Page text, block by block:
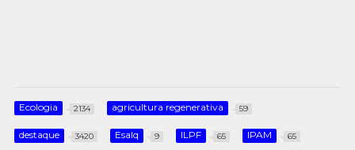
Ecologia 2134 agricultura regenerativa 59
destaque 3420 Esalq 9 ILPF 65 IPAM 65